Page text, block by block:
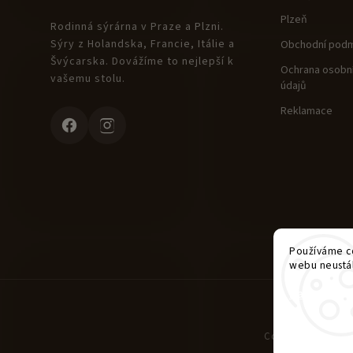
Používáme
webu
Rodinná sýrárna v Praze a Plzni.
Sýry z Holandska, Francie, Itálie a
Švýcarska. Dovážíme to nejlepší k
vašemu stolu.
Plzeň
Obchodní
Ochrana
údajů
Reklamace
Copyright 2026